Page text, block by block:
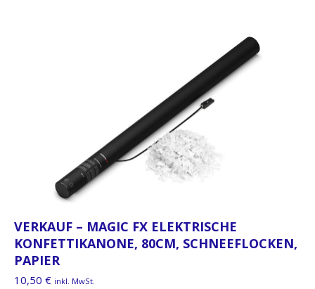
VERKAUF – MAGIC FX ELEKTRISCHE
KONFETTIKANONE, 80CM, SCHNEEFLOCKEN,
PAPIER
10,50 € inkl. MwSt.